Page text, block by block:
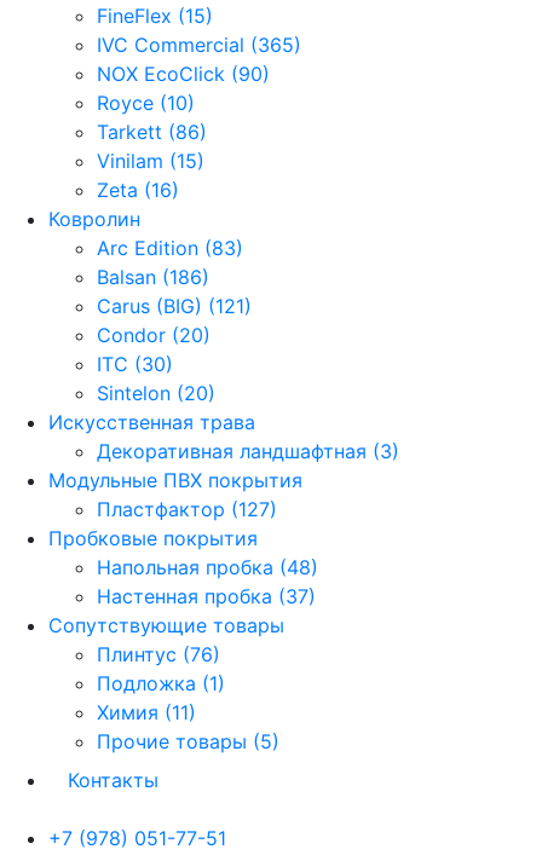
FineFlex (15)
IVC Commercial (365)
NOX EcoClick (90)
Royce (10)
Tarkett (86)
Vinilam (15)
Zeta (16)
Ковролин
Arc Edition (83)
Balsan (186)
Carus (BIG) (121)
Condor (20)
ITC (30)
Sintelon (20)
Искусственная трава
Декоративная ландшафтная (3)
Модульные ПВХ покрытия
Пластфактор (127)
Пробковые покрытия
Напольная пробка (48)
Настенная пробка (37)
Сопутствующие товары
Плинтус (76)
Подложка (1)
Химия (11)
Прочие товары (5)
Контакты
+7 (978) 051-77-51